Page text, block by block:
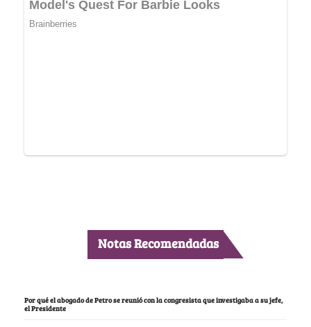
Notas Recomendadas
Por qué el abogado de Petro se reunió con la congresista que investigaba a su jefe,
el Presidente